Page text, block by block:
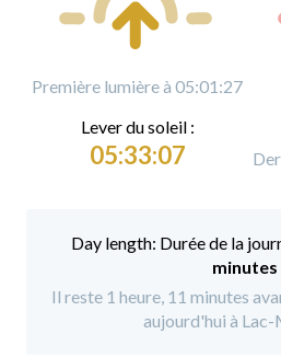
Première lumière à 05:01:27
Lever du soleil :
05:33:07
Durée de la
minutes
Il reste 1 heure, 11 minutes
aujourd'hui à